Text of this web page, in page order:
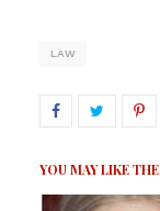
LAW
YOU MAY LIKE